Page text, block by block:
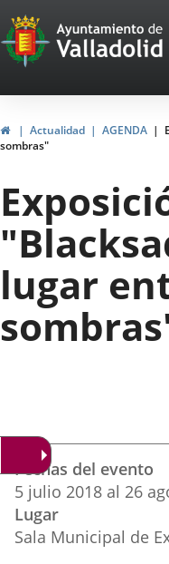
Portal
Web
del
de
Valladolid
HomeActualidad AGENDA
sombras"
lugar
Datos
del
evento
Fechas del evento
5 julio 2018 al 26
Lugar
Sala Municipal de